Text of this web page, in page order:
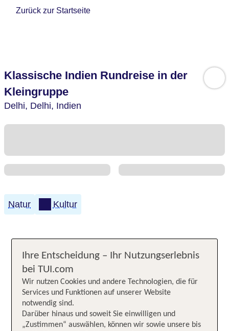
Zurück zur Startseite
Klassische Indien Rundreise in der
Kleingruppe
Delhi, Delhi, Indien
Natur Kultur
Ihre Entscheidung – Ihr Nutzungserlebnis
bei TUI.com
Wir nutzen Cookies und andere Technologien, die für
Services und Funktionen auf unserer Website
notwendig sind.
Darüber hinaus und soweit Sie einwilligen und
„Zustimmen“ auswählen, können wir sowie unsere bis